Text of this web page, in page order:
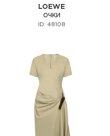
LOEWE
ОЧКИ
ID: 48108